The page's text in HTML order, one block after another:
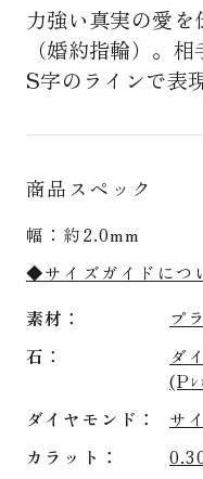
力強い真実の愛
（婚約指輪）。
S字のラインで表
商品スペック
幅：約2.0mm
◆サイズガイドにつ
素材
プ
石
ダ
(P
ダイヤモンド
サ
カラット